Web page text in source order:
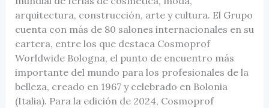
arquitectura, construcción, arte y cultura. El Grupo
cuenta con más de 80 salones internacionales en su
cartera, entre los que destaca Cosmoprof
Worldwide Bologna, el punto de encuentro más
importante del mundo para los profesionales de la
belleza, creado en 1967 y celebrado en Bolonia
(Italia). Para la edición de 2024, Cosmoprof